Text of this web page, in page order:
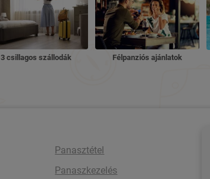
3 csillagos szállodák Félpanziós ajánlatok
Panasztétel
Panaszkezelés